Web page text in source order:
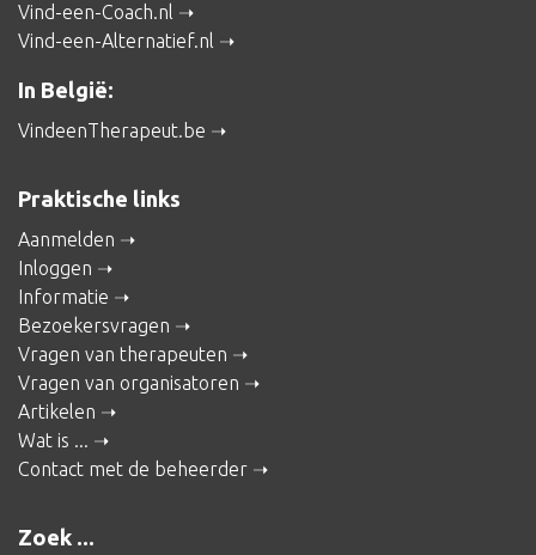
Vind-een-Coach.nl
Vind-een-Alternatief.nl
In België:
VindeenTherapeut.be
Praktische links
Aanmelden
Inloggen
Informatie
Bezoekersvragen
Vragen van therapeuten
Vragen van organisatoren
Artikelen
Wat is ...
Contact met de beheerder
Zoek ...